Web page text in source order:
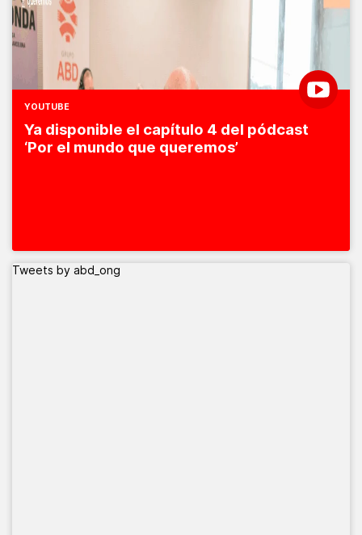
YOUTUBE
Ya disponible el capítulo 4 del pódcast
‘Por el mundo que queremos’
Tweets by abd_ong